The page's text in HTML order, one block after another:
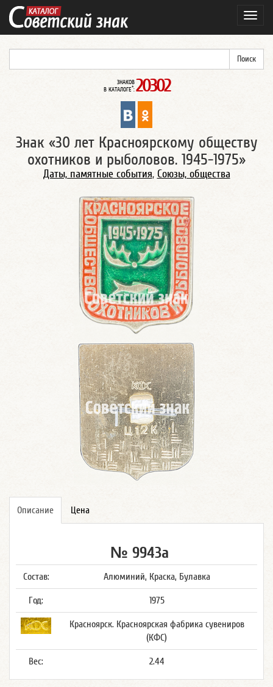
ЗНАКОВ
В КАТАЛОГЕ*: 20302
Знак «30 лет Красноярскому обществу
охотников и рыболовов. 1945-1975»
Даты, памятные события, Союзы, общества
Описание Цена
№ 9943а
Состав: Алюминий, Краска, Булавка
Год: 1975
Красноярск. Красноярская фабрика сувениров
(КФС)
Вес: 2.44